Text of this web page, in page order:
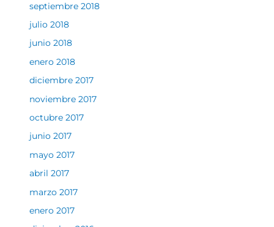
septiembre 2018
julio 2018
junio 2018
enero 2018
diciembre 2017
noviembre 2017
octubre 2017
junio 2017
mayo 2017
abril 2017
marzo 2017
enero 2017